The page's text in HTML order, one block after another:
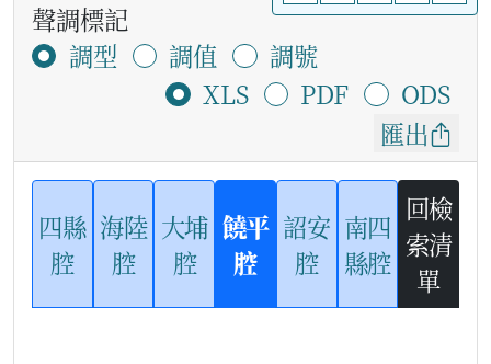
聲調標記
調型
調值
調號
XLS
PDF
ODS
匯出
四縣
腔
海陸
腔
大埔
腔
饒平
腔
詔安
腔
南四
縣腔
回檢
索清
單